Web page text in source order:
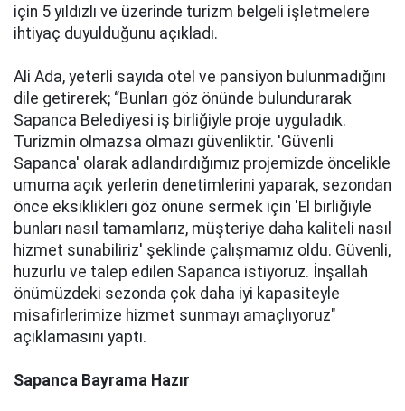
için 5 yıldızlı ve üzerinde turizm belgeli işletmelere
ihtiyaç duyulduğunu açıkladı.
Ali Ada, yeterli sayıda otel ve pansiyon bulunmadığını
dile getirerek; “Bunları göz önünde bulundurarak
Sapanca Belediyesi iş birliğiyle proje uyguladık.
Turizmin olmazsa olmazı güvenliktir. 'Güvenli
Sapanca' olarak adlandırdığımız projemizde öncelikle
umuma açık yerlerin denetimlerini yaparak, sezondan
önce eksiklikleri göz önüne sermek için 'El birliğiyle
bunları nasıl tamamlarız, müşteriye daha kaliteli nasıl
hizmet sunabiliriz' şeklinde çalışmamız oldu. Güvenli,
huzurlu ve talep edilen Sapanca istiyoruz. İnşallah
önümüzdeki sezonda çok daha iyi kapasiteyle
misafirlerimize hizmet sunmayı amaçlıyoruz"
açıklamasını yaptı.
Sapanca Bayrama Hazır